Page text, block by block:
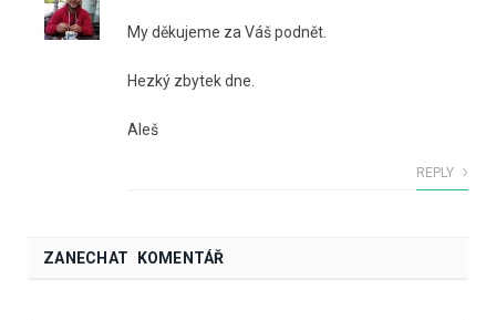
My děkujeme za Váš podnět.
Hezký zbytek dne.
Aleš
REPLY
ZANECHAT KOMENTÁŘ